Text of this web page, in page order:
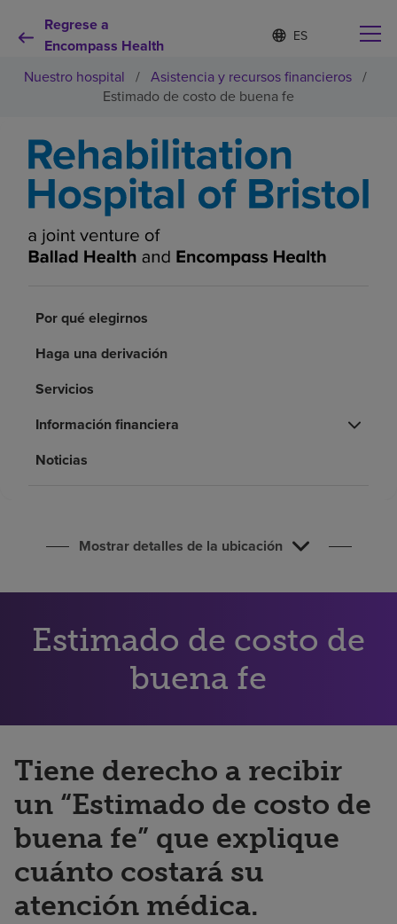
Regrese a
Encompass Health
Lista
de
idiomas
contraída
d
o
m
e
e
c
o
n
Por qué debe elegirnos
Servicios de rehabilitación
Pacientes y cuidadores
Acerca de nosotros
Pagar mi factura
Nuestro hospital / Asistencia y recursos financieros /
Estimado de costo de buena fe
Por qué elegirnos
Haga una derivación
Servicios
Información financiera
Noticias
Mostrar detalles de la ubicación
Estimado de costo de
buena fe
Tiene derecho a recibir
un “Estimado de costo de
buena fe” que explique
cuánto costará su
atención médica.